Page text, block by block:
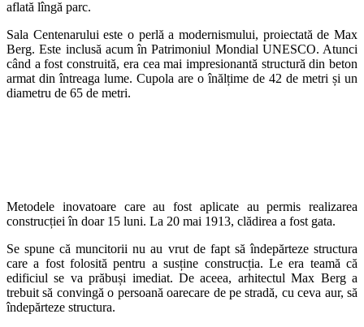
aflată lîngă parc.
Sala Centenarului este o perlă a modernismului, proiectată de Max
Berg. Este inclusă acum în Patrimoniul Mondial UNESCO. Atunci
când a fost construită, era cea mai impresionantă structură din beton
armat din întreaga lume. Cupola are o înălțime de 42 de metri și un
diametru de 65 de metri.
Metodele inovatoare care au fost aplicate au permis realizarea
construcției în doar 15 luni. La 20 mai 1913, clădirea a fost gata.
Se spune că muncitorii nu au vrut de fapt să îndepărteze structura
care a fost folosită pentru a susține construcția. Le era teamă că
edificiul se va prăbuși imediat. De aceea, arhitectul Max Berg a
trebuit să convingă o persoană oarecare de pe stradă, cu ceva aur, să
îndepărteze structura.